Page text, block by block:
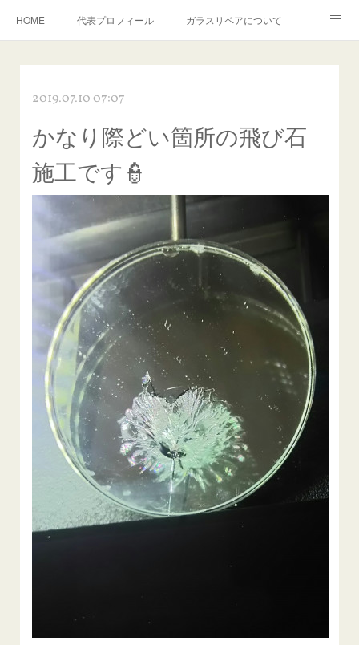
HOME 代表プロフィール ガラスリペアについて
飛び石施工料金について
当店へのアクセス 建築ガラスキズ取り・研磨・磨き
【プロ使用】フッ素系ガラストリートメント『アクアペル』
当店の良心的価格の理由について
欧州車モールの白サビやシミを落とす！
instagram記事 ガラスリペア施工価格
飛び石ひび割れでヒビ先が伸びた場合は？
2019.07.10 07:07
かなり際どい箇所の飛び石
施工です👮